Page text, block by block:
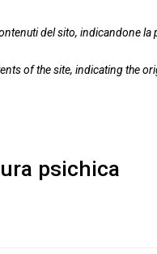
del sito, indicandone
of the site, indicating the
psichica